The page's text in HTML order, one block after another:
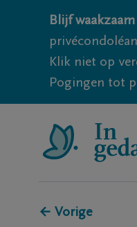
Blijf
Klik niet op
Pogingen tot
← Vorige